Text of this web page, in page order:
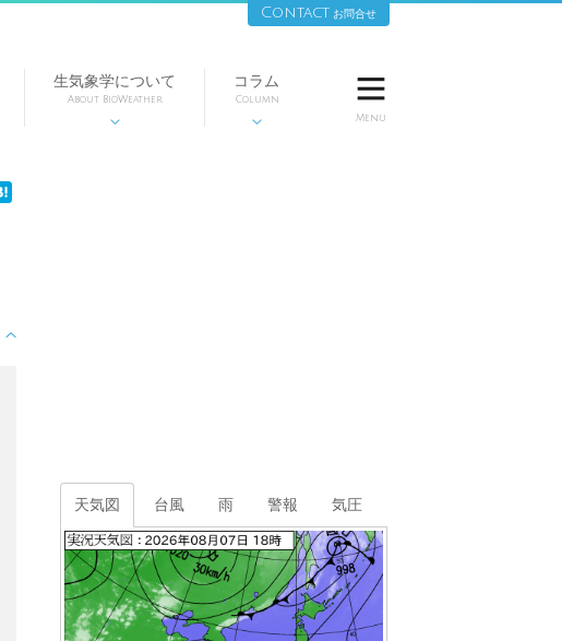
生気象学について
About BioWeather

コラム
Column


Menu
天気図 台風 雨 警報 気圧
Contact お問合せ